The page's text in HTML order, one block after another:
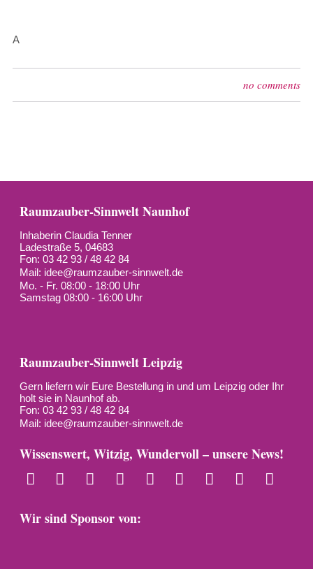
A
no comments
Raumzauber-Sinnwelt Naunhof
Inhaberin Claudia Tenner
Ladestraße 5, 04683
Fon: 03 42 93 / 48 42 84
Mail: idee@raumzauber-sinnwelt.de
Mo. - Fr. 08:00 - 18:00 Uhr
Samstag 08:00 - 16:00 Uhr
Raumzauber-Sinnwelt Leipzig
Gern liefern wir Eure Bestellung in und um Leipzig oder Ihr
holt sie in Naunhof ab.
Fon: 03 42 93 / 48 42 84
Mail: idee@raumzauber-sinnwelt.de
Wissenswert, Witzig, Wundervoll – unsere News!
Wir sind Sponsor von: